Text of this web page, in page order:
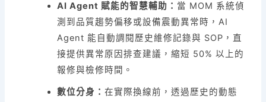
AI Agent 賦能的智慧輔助： 當 MOM 系統偵
測到品質趨勢偏移或設備震動異常時，AI
Agent 能自動調閱歷史維修記錄與 SOP，直
接提供異常原因排查建議，縮短 50% 以上的
報修與檢修時間。
數位分身：在實際換線前，透過歷史的動態